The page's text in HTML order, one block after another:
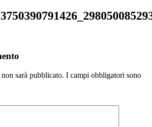
sarà pubblicato. I campi obbligatori sono